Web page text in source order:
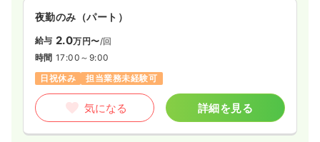
給与 時給 1,300円〜
気になる 詳細を見る
夜勤のみ（パート）
給与 2.0万円〜/回
時間 17:00～9:00
日祝休み
担当業務未経験可
気になる 詳細を見る